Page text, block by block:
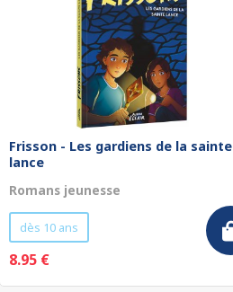
Frisson - Les gardiens de la sainte
lance
Romans jeunesse
dès 10 ans
8.95 €